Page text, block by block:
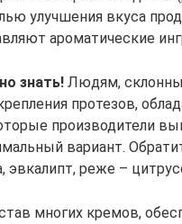
улучшения вкуса
ароматические
знать! Людям,
протезов,
производители
вариант.
эвкалипт, реже –
многих кремов,